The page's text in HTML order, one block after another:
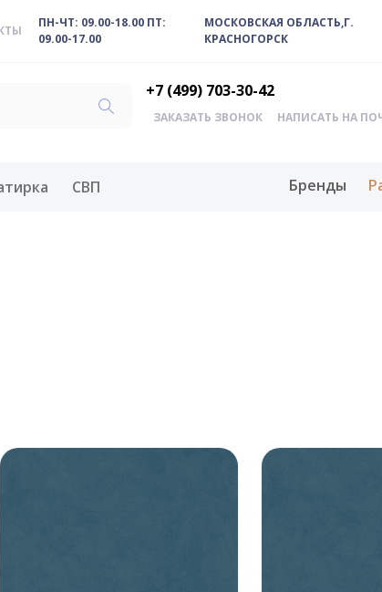
ПН-ЧТ: 09.00-18.00 ПТ:
09.00-17.00
МОСКОВСКАЯ ОБЛАСТЬ,Г.
КРАСНОГОРСК
+7 (499) 703-30-42
ЗАКАЗАТЬ ЗВОНОК НАПИСАТЬ НА
СВП Бренды